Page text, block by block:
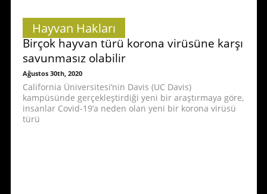
Hayvan Hakları
Birçok hayvan türü korona virüsüne karşı
savunmasız olabilir
Ağustos 30th, 2020
California Üniversitesi’nin Davis (UC Davis)
kampüsünde gerçekleştirdiği yeni bir araştırmaya göre,
insanlar Covid-19’a neden olan yeni bir korona virüsü
türü